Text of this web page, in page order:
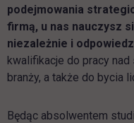
podejmowania
firmą, u nas nauczysz
niezależnie i
kwalifikacje do pracy
branży, a także do bycia
Będąc absolwentem